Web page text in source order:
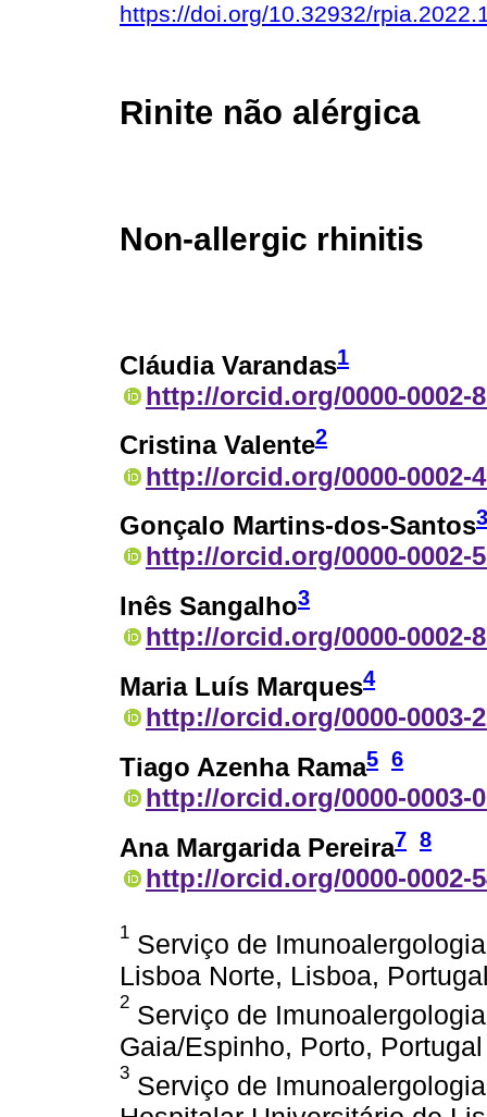
https://doi.org/10.32932/
Rinite não alérgica
Non-allergic rhinitis
Cláudia Varandas1
http://orcid.org/0000-0002-
Cristina Valente2
http://orcid.org/0000-0002-
Gonçalo Martins-dos-Santos3
http://orcid.org/0000-0002-
Inês Sangalho3
http://orcid.org/0000-0002-
Maria Luís Marques4
http://orcid.org/0000-0003-
Tiago Azenha Rama5 6
http://orcid.org/0000-0003-
Ana Margarida Pereira7 8
http://orcid.org/0000-0002-
1 Serviço de
Lisboa Norte, Lisboa,
2 Serviço de
Gaia/Espinho, Porto, Portugal
3 Serviço de